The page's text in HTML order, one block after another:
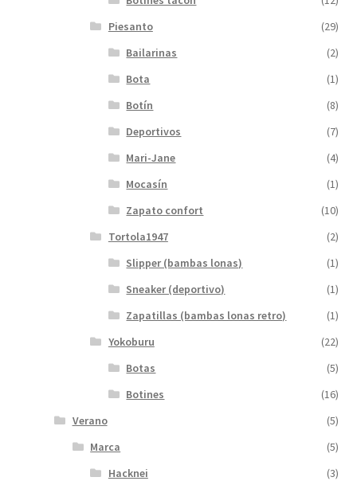
Piesanto
(29)
Bailarinas
(2)
Bota
(1)
Botín
(8)
Deportivos
(7)
Mari-Jane
(4)
Mocasín
(1)
Zapato confort
(10)
Tortola1947
(2)
Slipper (bambas lonas)
(1)
Sneaker (deportivo)
(1)
Zapatillas (bambas lonas retro)
(1)
Yokoburu
(22)
Botas
(5)
Botines
(16)
Verano
(5)
Marca
(5)
Hacknei
(3)